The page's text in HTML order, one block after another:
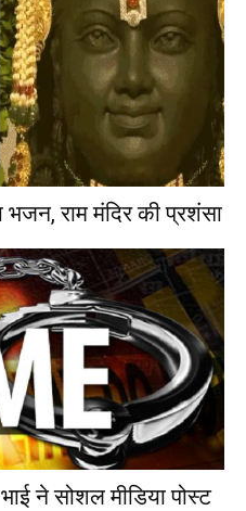
राम मंदिर की प्रशंसा
ने सोशल मीडिया पोस्ट